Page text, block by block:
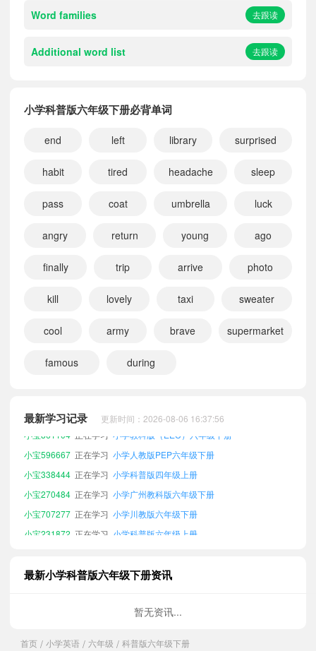
Word families 去跟读
Additional word list 去跟读
小学科普版六年级下册必背单词
end left library surprised
habit tired headache sleep
pass coat umbrella luck
angry return young ago
finally trip arrive photo
kill lovely taxi sweater
cool army brave supermarket
famous during
最新学习记录 更新时间：2026-08-06 16:37:56
小宝861104
正在学习
小学教科版（EEC）六年级下册
小学新概念青少版3B
小宝428435 正在学习 小学北京版六年级下册
最新小学科普版六年级下册资讯
暂无资讯...
首页 / 小学英语 / 六年级 / 科普版六年级下册